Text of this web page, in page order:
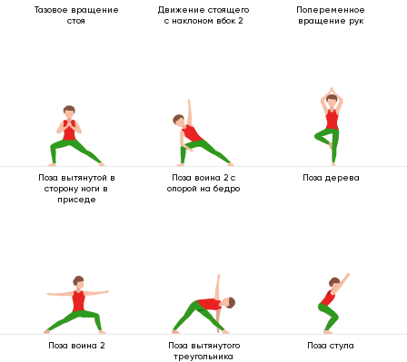
Тазовое вращение
стоя
Движение стоящего
с наклоном вбок 2
Попеременное
вращение рук
Поза вытянутой в
сторону ноги в
приседе
Поза воина 2 с
опорой на бедро
Поза дерева
Поза воина 2
Поза вытянутого
треугольника
Поза стула